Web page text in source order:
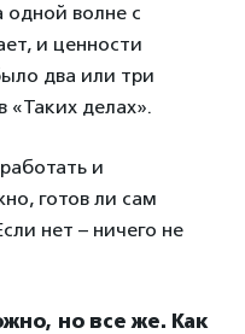
одной волне с
и ценности
два или три
«Таких делах».
и
готов ли сам
нет – ничего не
но все же. Как